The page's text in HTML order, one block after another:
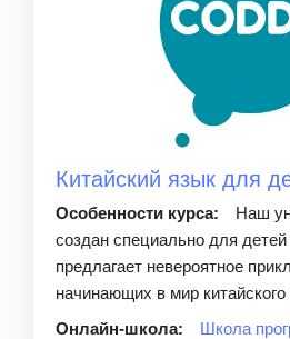
Китайский язык для
Особенности курса:
Наш
создан специально для
предлагает невероятное
начинающих в мир китайского
Онлайн-школа:
Школа